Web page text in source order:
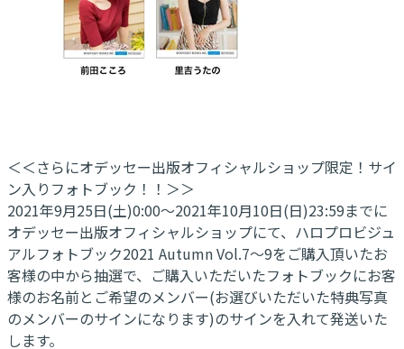
＜＜さらにオデッセー出版オフィシャルショップ限定！サイ
ン入りフォトブック！！＞＞
2021年9月25日(土)0:00～2021年10月10日(日)23:59までに
オデッセー出版オフィシャルショップにて、ハロプロビジュ
アルフォトブック2021 Autumn Vol.7～9をご購入頂いたお
客様の中から抽選で、ご購入いただいたフォトブックにお客
様のお名前とご希望のメンバー(お選びいただいた特典写真
のメンバーのサインになります)のサインを入れて発送いた
します。